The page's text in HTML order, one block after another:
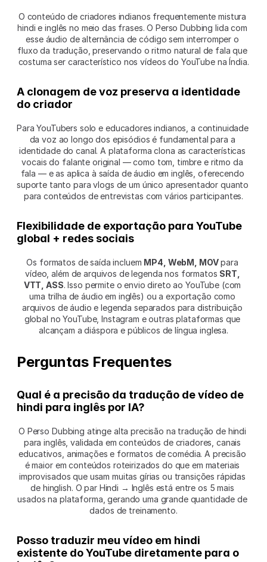
O conteúdo de criadores indianos frequentemente mistura
hindi e inglês no meio das frases. O Perso Dubbing lida com
esse áudio de alternância de código sem interromper o
fluxo da tradução, preservando o ritmo natural de fala que
costuma ser característico nos vídeos do YouTube na Índia.
A clonagem de voz preserva a identidade
do criador
Para YouTubers solo e educadores indianos, a continuidade
da voz ao longo dos episódios é fundamental para a
identidade do canal. A plataforma clona as características
vocais do falante original — como tom, timbre e ritmo da
fala — e as aplica à saída de áudio em inglês, oferecendo
suporte tanto para vlogs de um único apresentador quanto
para conteúdos de entrevistas com vários participantes.
Flexibilidade de exportação para YouTube
global + redes sociais
Os formatos de saída incluem MP4, WebM, MOV para
vídeo, além de arquivos de legenda nos formatos SRT,
VTT, ASS. Isso permite o envio direto ao YouTube (com
uma trilha de áudio em inglês) ou a exportação como
arquivos de áudio e legenda separados para distribuição
global no YouTube, Instagram e outras plataformas que
alcançam a diáspora e públicos de língua inglesa.
Perguntas Frequentes
Qual é a precisão da tradução de vídeo de
hindi para inglês por IA?
O Perso Dubbing atinge alta precisão na tradução de hindi
para inglês, validada em conteúdos de criadores, canais
educativos, animações e formatos de comédia. A precisão
é maior em conteúdos roteirizados do que em materiais
improvisados que usam muitas gírias ou transições rápidas
de hinglish. O par Hindi → Inglês está entre os 5 mais
usados na plataforma, gerando uma grande quantidade de
dados de treinamento.
Posso traduzir meu vídeo em hindi
existente do YouTube diretamente para o